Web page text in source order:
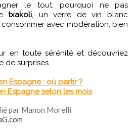
le tout, pourquoi ne pas
txakoli, un verre de vin blanc
avec modération, bien
en toute sérénité et découvriez
de surprises.
Espagne : où partir ?
Espagne selon les mois
par Manon Morelli